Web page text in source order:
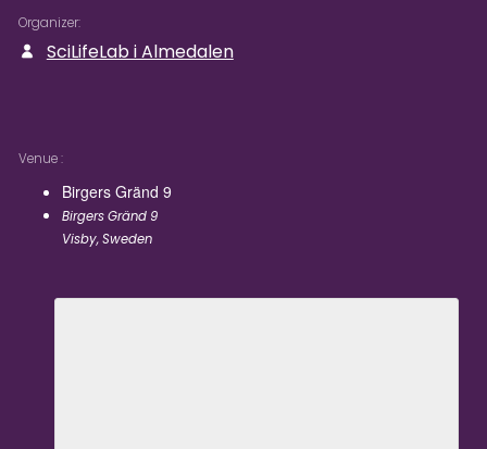
Organizer
SciLifeLab i Almedalen
Venue
Birgers Gränd 9
Birgers Gränd 9
Visby,Sweden